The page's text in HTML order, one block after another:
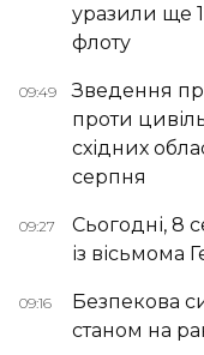
уразили ще
флоту
09:49
Зведення
проти
східних
серпня
09:27
Сьогодні, 8
із вісьмома
09:16
Безпекова
станом на